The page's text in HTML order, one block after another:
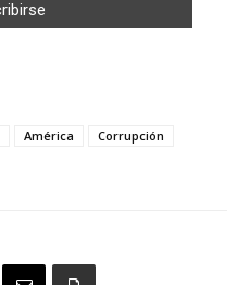
América
Corrupción